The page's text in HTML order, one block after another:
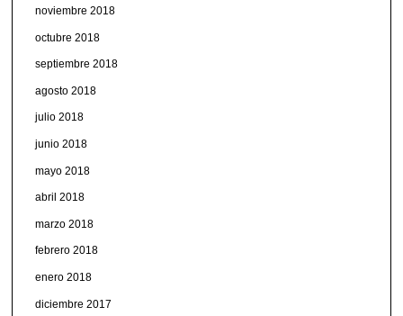
noviembre 2018
octubre 2018
septiembre 2018
agosto 2018
julio 2018
junio 2018
mayo 2018
abril 2018
marzo 2018
febrero 2018
enero 2018
diciembre 2017